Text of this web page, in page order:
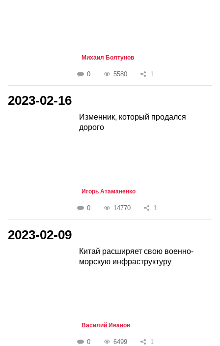
Михаил Болтунов
0 5580 1
2023-02-16
Изменник, который продался
дорого
Игорь Атаманенко
0 14770 1
2023-02-09
Китай расширяет свою военно-
морскую инфраструктуру
Василий Иванов
0 6499 1